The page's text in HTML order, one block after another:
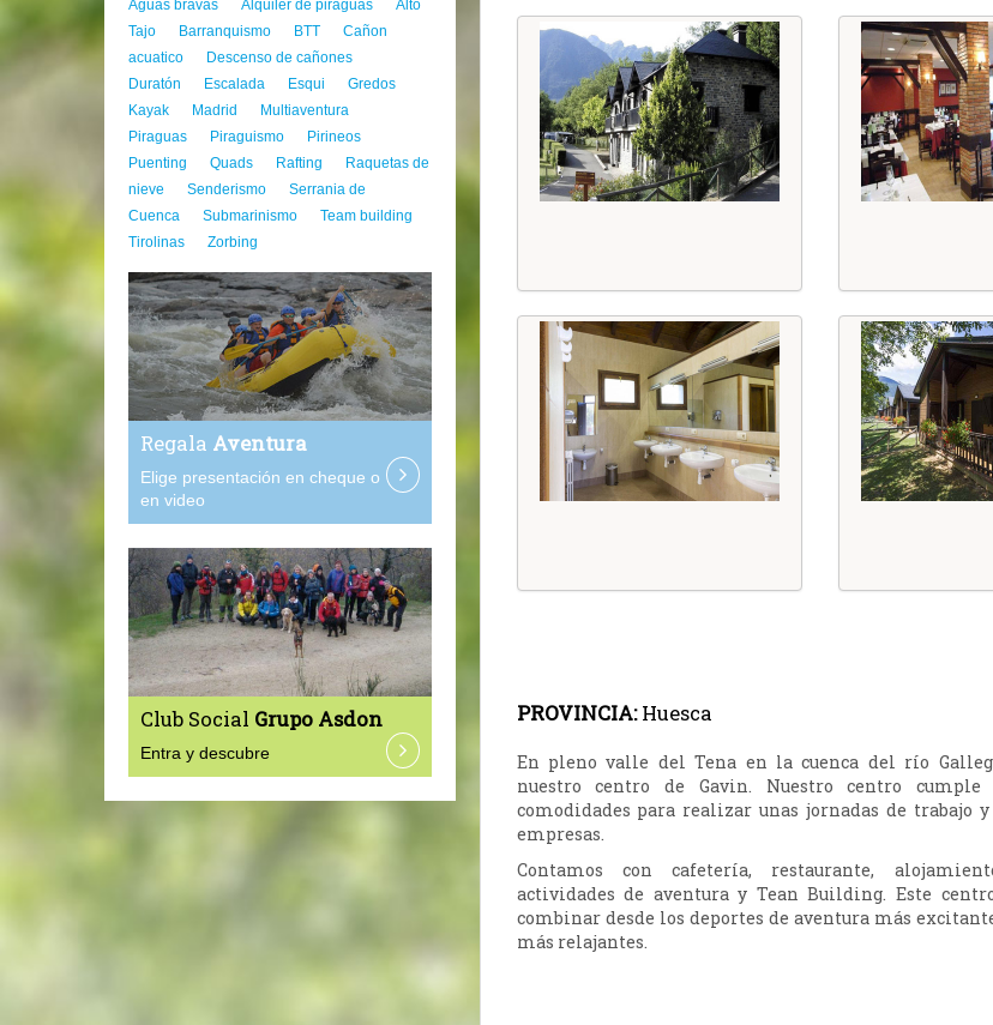
Aguas bravas Alquiler de piraguas
Alto
Tajo
Barranquismo BTT
Cañon
acuatico
Descenso de cañones
Duratón
Escalada Esqui
Gredos
Kayak
Madrid
Multiaventura
Piraguas
Piraguismo
Pirineos
Puenting
Quads Rafting
Raquetas de
nieve
Senderismo
Serrania de
Cuenca
Submarinismo
Team building
Tirolinas
Zorbing
Regala Aventura
Elige presentación en cheque o
en video
Club Social Grupo Asdon
Entra y descubre
PROVINCIA:Huesca
En pleno valle del Tena en la cuenca del río
nuestro centro de Gavin. Nuestro centro
comodidades para realizar unas jornadas de trabajo
empresas.
Contamos con cafetería, restaurante,
actividades de aventura y Tean Building. Este
combinar desde los deportes de aventura más
más relajantes.